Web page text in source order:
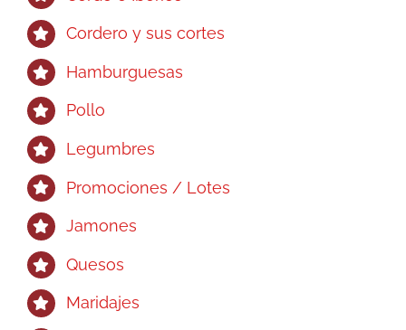
Cordero y sus cortes
Hamburguesas
Pollo
Legumbres
Promociones / Lotes
Jamones
Quesos
Maridajes